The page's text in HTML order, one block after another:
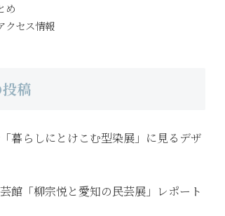
め
クセス情報
稿
暮らしにとけこむ型染展」に見るデザ
館「柳宗悦と愛知の民芸展」レポート